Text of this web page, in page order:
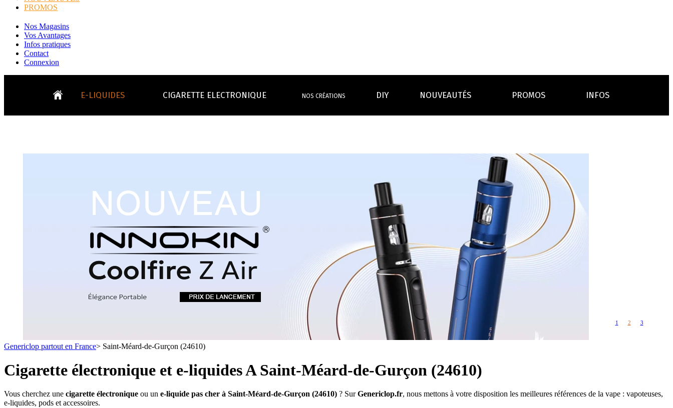
PROMOS
Nos Magasins
Vos Avantages
Infos pratiques
Contact
Connexion
E-LIQUIDES
Boosters
TOUS LES E-LIQUIDES
- VÉGÉTAL/NATUREL
- SELS DE NICOTINE
- FORMATS ÉCONOMIQUES
- LES PLUS VENDUS
- LES PACKS PROMOS
- RECHERCHE AVANCÉE
MAXI FORMATS
100ml et +
GRANDS FORMATS
50ml
PETITS FORMATS
CIGARETTE ELECTRONIQUE
Formats classiques
Formats Boxs
simple d'emploi
Toutes les marques
Eleaf, Aspire,
Smok, Innokin, Joyetech ...
LES MINI-CLOPES
Pods & Formats Poche
Les Accus
piles
pour boxs
Toutes les Résistances
coils, têtes d’atomiseurs,
Les cartouches
pour pods
RBA Reconstructible
Drip Tip
embouts, becs
Chargeurs
câbles, secteurs
Rangements
étuis, housses
rechange
NOS CRÉATIONS DIY NOUVEAUTÉS PROMOS INFOS
LE BLOG
- INFOS GENERICLOP
- INFOS VAPE
- LES ASTUCES
- FOCUS PRODUIT
- LES MEDECINS
VOS AVANTAGES
Livraison offerte
1 Cadeau au choix
Un problème, une question ?
Quel kit de cigarette choisir ?
Quel E-liquide choisir ?
Quelle Accu choisir ?
Le végétol c'est quoi ?
Voir tout
Emission "C'est dans l'air"
Reportage Vox Pop ARTE
Interview France Bleu Genericlop
1 2 3
Genericlop partout en France> Saint-Méard-de-Gurçon (24610)
Cigarette électronique et e-liquides A Saint-Méard-de-Gurçon (24610)
Vous cherchez une cigarette électronique ou un e-liquide pas cher à Saint-Méard-de-Gurçon (24610) ? SurGenericlop.fr, nous mettons à votre disposition les meilleures références de la vape : vapoteuses,
e-liquides, pods et accessoires.